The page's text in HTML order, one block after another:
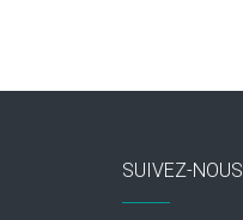
SUIVEZ-NOUS